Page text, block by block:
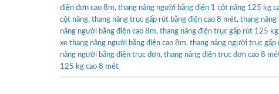
điện đơn cao 8m, thang nâng người bằng điện 1 cột nâng 125 kg
cột nâng, thang nâng trục gấp rút bằng điện cao 8 mét, thang
nâng người bằng điện cao 8m, thang nâng điện trục gấp rút 125 kg
xe thang nâng người bằng điện cao 8m, thang nâng người trục
nâng người bằng điện trục đơn, thang nâng điện trục đơn cao 8
125 kg cao 8 mét